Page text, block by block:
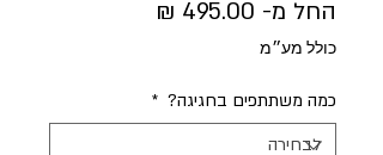
החל מ- 495.00 ₪
כולל מע״מ
כמה משתתפים בחגיגה? *